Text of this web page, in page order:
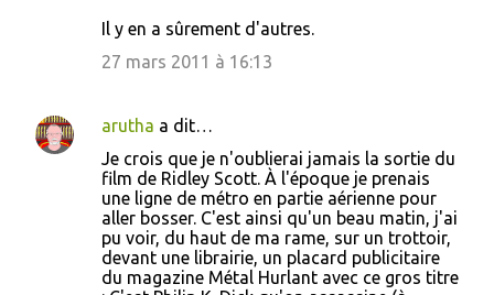
Il y en a sûrement d'autres.
27 mars 2011 à 16:13
arutha a dit…
Je crois que je n'oublierai jamais la sortie du
film de Ridley Scott. À l'époque je prenais
une ligne de métro en partie aérienne pour
aller bosser. C'est ainsi qu'un beau matin, j'ai
pu voir, du haut de ma rame, sur un trottoir,
devant une librairie, un placard publicitaire
du magazine Métal Hurlant avec ce gros titre